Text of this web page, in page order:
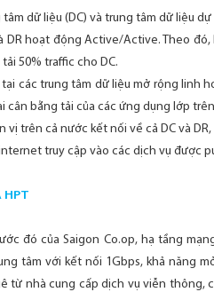
tâm dữ liệu (DC) và trung tâm dữ liệu
DR hoạt động Active/Active. Theo
50% traffic cho DC.
tại các trung tâm dữ liệu mở rộng linh
cân bằng tải của các ứng dụng lớp
vị trên cả nước kết nối về cả DC và
truy cập vào các dịch vụ được
HPT
đó của Saigon Co.op, hạ tầng
tâm với kết nối 1Gbps, khả năng
từ nhà cung cấp dịch vụ viễn